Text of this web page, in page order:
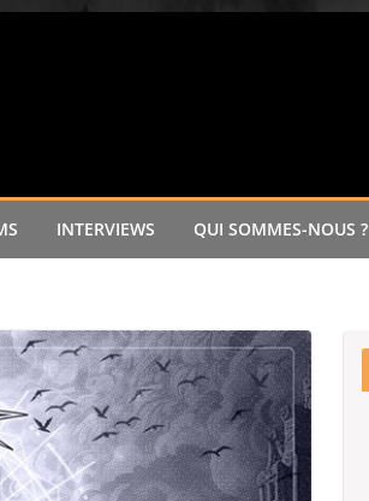
INTERVIEWS QUI SOMMES-NOUS ?